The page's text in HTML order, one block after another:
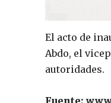
El acto de
Abdo, el
autoridades.
Fuente: